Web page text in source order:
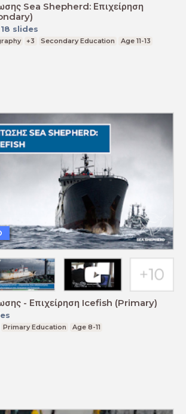
Sea Shepherd: Επιχείρηση
18 slides
+3 Secondary Education Age 11-13
- Επιχείρηση Icefish (Primary)
Primary Education Age 8-11